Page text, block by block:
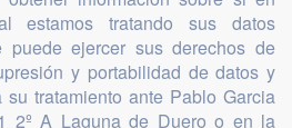
estamos tratando sus datos
puede ejercer sus derechos de
y portabilidad de datos y
tratamiento ante Pablo Garcia
2º A Laguna de Duero o en la